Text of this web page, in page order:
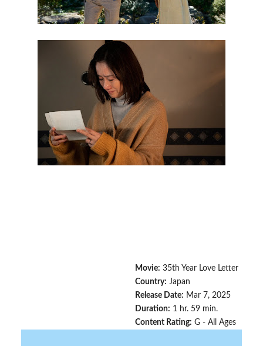
Movie: 35th Year Love Letter
Country: Japan
Release Date: Mar 7, 2025
Duration: 1 hr. 59 min.
Content Rating: G - All Ages